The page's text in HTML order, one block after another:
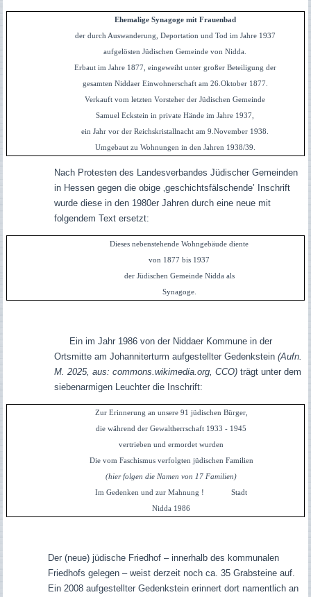
Ehemalige Synagoge mit Frauenbad
der durch Auswanderung, Deportation und Tod im Jahre 1937
aufgelösten Jüdischen Gemeinde von Nidda.
Erbaut im Jahre 1877, eingeweiht unter großer Beteiligung der
gesamten Niddaer Einwohnerschaft am 26.Oktober 1877.
Verkauft vom letzten Vorsteher der Jüdischen Gemeinde
Samuel Eckstein in private Hände im Jahre 1937,
ein Jahr vor der Reichskristallnacht am 9.November 1938.
Umgebaut zu Wohnungen in den Jahren 1938/39.
Nach Protesten des Landesverbandes Jüdischer Gemeinden
in Hessen gegen die obige ‚geschichtsfälschende’ Inschrift
wurde diese in den 1980er Jahren durch eine neue mit
folgendem Text ersetzt:
Dieses nebenstehende Wohngebäude diente
von 1877 bis 1937
der Jüdischen Gemeinde Nidda als
Synagoge.
Ein im Jahr 1986 von der Niddaer Kommune in der
Ortsmitte am Johanniterturm aufgestellter Gedenkstein (Aufn.
M. 2025, aus: commons.wikimedia.org, CCO)trägt unter dem
siebenarmigen Leuchter die Inschrift:
Zur Erinnerung an unsere 91 jüdischen Bürger,
die während der Gewaltherrschaft 1933 - 1945
vertrieben und ermordet wurden
Die vom Faschismus verfolgten jüdischen Familien
(hier folgen die Namen von 17 Familien)
Im Gedenken und zur Mahnung ! Stadt
Nidda 1986
Der (neue) jüdische Friedhof – innerhalb des kommunalen
Friedhofs gelegen – weist derzeit noch ca. 35 Grabsteine auf.
Ein 2008 aufgestellter Gedenkstein erinnert dort namentlich an